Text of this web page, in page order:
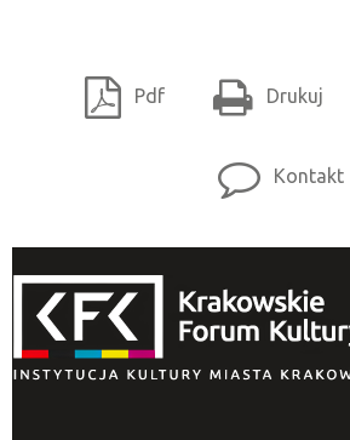
Pdf Drukuj
Kontakt